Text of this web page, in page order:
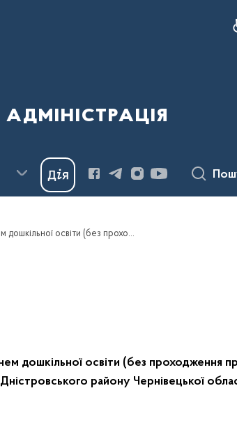
Про видачу ліцензії на провадження освітньої діяльності у сфері дошкільної освіти - за рівнем дошкільної освіти (без проходження процедури ліцензування) Опорному закладу «Шебутинецький ліцей Сокирянської міської ради Дністровського району Чернівецької області»
дошкільної освіти (без проходження
району Чернівецької